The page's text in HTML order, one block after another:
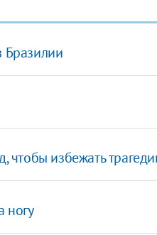
Бразилии
чтобы избежать
ногу